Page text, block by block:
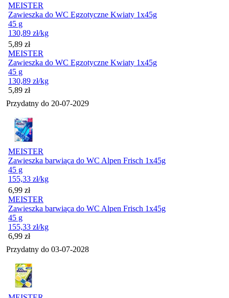
MEISTER
Zawieszka do WC Egzotyczne Kwiaty 1x45g
45 g
130,89 zł/kg
Cena
5,89 zł
MEISTER
Zawieszka do WC Egzotyczne Kwiaty 1x45g
45 g
130,89 zł/kg
Cena
5,89 zł
Przydatny do 20-07-2029
MEISTER
Zawieszka barwiąca do WC Alpen Frisch 1x45g
45 g
155,33 zł/kg
Cena
6,99 zł
MEISTER
Zawieszka barwiąca do WC Alpen Frisch 1x45g
45 g
155,33 zł/kg
Cena
6,99 zł
Przydatny do 03-07-2028